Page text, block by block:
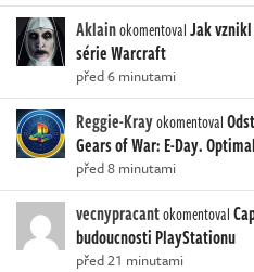
AklainokomentovalJak
série Warcraft
před 6 minutami
Reggie-Krayokomentoval
Gears of War: E-Day.
před 8 minutami
vecnypracantokomentoval
budoucnosti PlayStationu
před 21 minutami